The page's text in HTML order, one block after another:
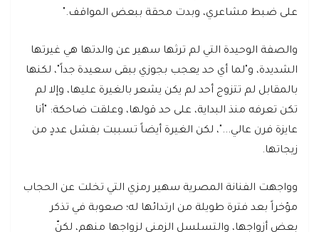
على ضبط مشاعري، وبدت محقة ببعض المواقف."
والصفة الوحيدة التي لم ترثها سهير عن والدتها هي غيرتها
الشديدة، و"لما أي حد يعجب بجوزي ببقى سعيدة جداً"، لكنها
بالمقابل لم تتزوج أحد لم يكن يشعر بالغيرة عليها، وإلا لم
تكن تعرفه منذ البداية، على حد قولها، وعلقت ضاحكة: "أنا
عايزة فرن عالي..."، لكن الغيرة أيضاً تسببت بفشل عددٍ من
زيجاتها.
وواجهت الفنانة المصرية سهير رمزي التي تخلت عن الحجاب
مؤخراً بعد فترة طويلة من ارتدائها له؛ صعوبة في تذكر
بعض أزواجها، والتسلسل الزمني لزواجها منهم، لكنّ